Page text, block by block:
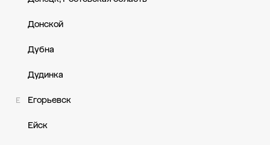
Донской
Дубна
Дудинка
Е Егорьевск
Ейск